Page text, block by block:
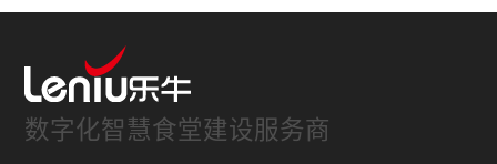
数字化智慧食堂建设服务商